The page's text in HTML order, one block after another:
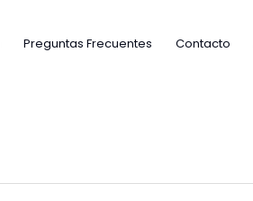
Preguntas Frecuentes Contacto